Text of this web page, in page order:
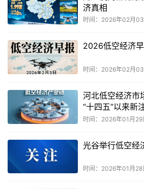
济真相
时间：2026年02月03
2026低空经济
时间：2026年02月03
河北低空经济市
“十四五”以来新
格局初显
时间：2026年01月29
光谷举行低空经
时间：2026年01月28